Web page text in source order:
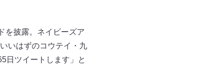
を披露。ネイビーズア
いはずのコウテイ・九
日ツイートします」と